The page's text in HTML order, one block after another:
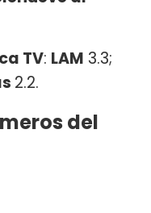
TV: LAM 3.3;
2.2.
del